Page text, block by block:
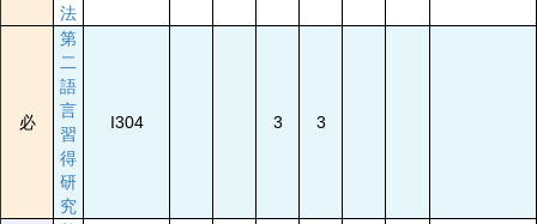
法
必
第
二
語
言
習
得
研
究
I304 3 3